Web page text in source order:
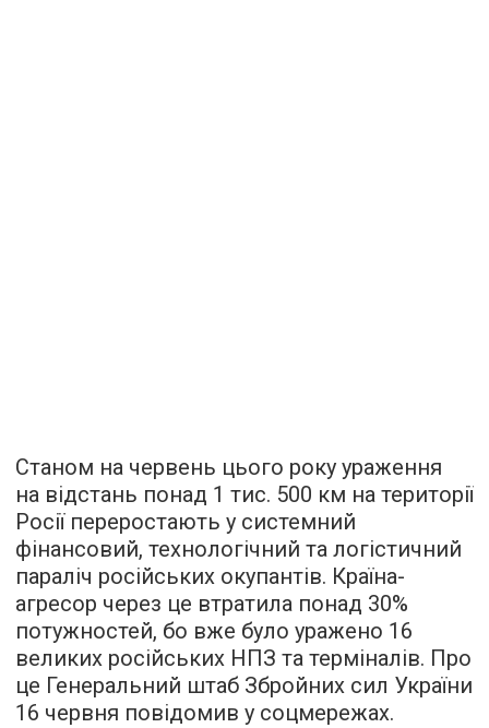
Станом на червень цього року ураження
на відстань понад 1 тис. 500 км на території
Росії переростають у системний
фінансовий, технологічний та логістичний
параліч російських окупантів. Країна-
агресор через це втратила понад 30%
потужностей, бо вже було уражено 16
великих російських НПЗ та терміналів. Про
це Генеральний штаб Збройних сил України
16 червня повідомив у соцмережах.